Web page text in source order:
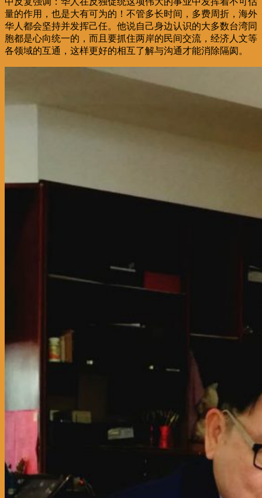
量的作用，也是大有可为的！不管多长时间，多费周折，海外
华人都会坚持并发挥己任。他说自己身边认识的大多数台湾同
胞都是心向统一的，而且要抓住两岸的民间交流，经济人文等
各领域的互通，这样更好的相互了解与沟通才能消除隔阂。